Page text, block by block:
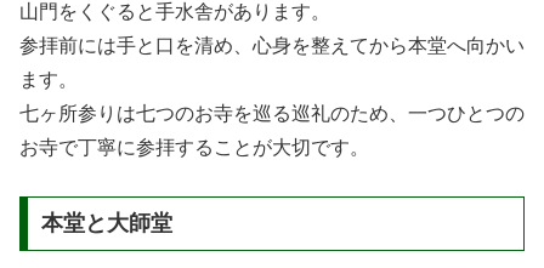
山門をくぐると手水舎があります。
参拝前には手と口を清め、心身を整えてから本堂へ向かい
ます。
七ヶ所参りは七つのお寺を巡る巡礼のため、一つひとつの
お寺で丁寧に参拝することが大切です。
本堂と大師堂